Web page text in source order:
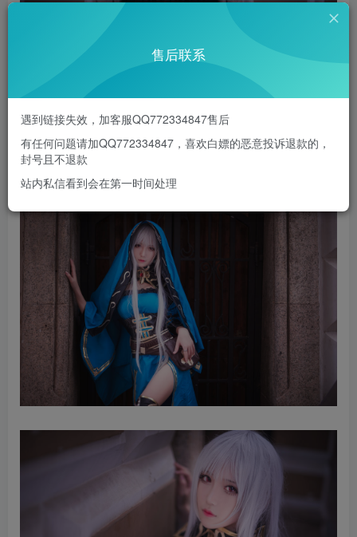
售后联系
遇到链接失效，加客服QQ772334847售后
有任何问题请加QQ772334847，喜欢白嫖的恶意投诉退款的，
封号且不退款
站内私信看到会在第一时间处理